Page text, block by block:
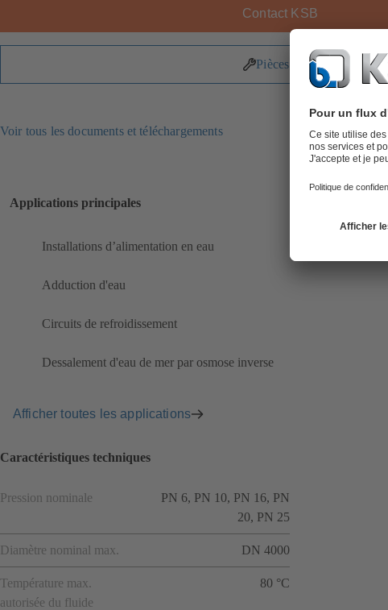
Contact KSB
Pièces détachées
Voir tous les documents et téléchargements
Applications principales
Installations d’alimentation en eau
Adduction d'eau
Circuits de refroidissement
Dessalement d'eau de mer par osmose inverse
Afficher toutes les applications
Caractéristiques techniques
Pression nominale
PN 6, PN 10, PN 16, PN
20, PN 25
Diamètre nominal max. DN 4000
Température max.
autorisée du fluide
80 °C